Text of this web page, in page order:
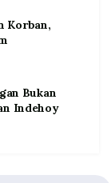
Korban,
Bukan
Indehoy